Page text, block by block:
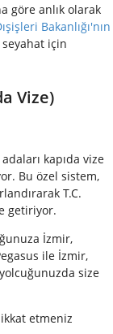
göre anlık olarak
Bakanlığı'nın
için
Vize)
kapıda vize
Bu özel sistem,
T.C.
getiriyor.
İzmir,
ile İzmir,
size
etmeniz